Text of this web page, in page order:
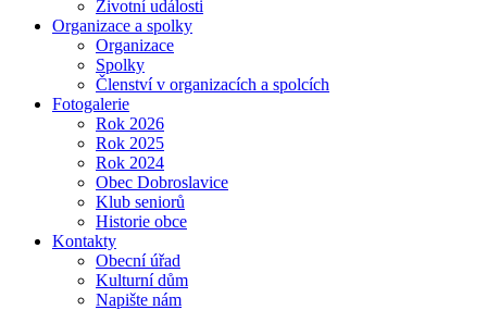
Životní události
Organizace a spolky
Organizace
Spolky
Členství v organizacích a spolcích
Fotogalerie
Rok 2026
Rok 2025
Rok 2024
Obec Dobroslavice
Klub seniorů
Historie obce
Kontakty
Obecní úřad
Kulturní dům
Napište nám